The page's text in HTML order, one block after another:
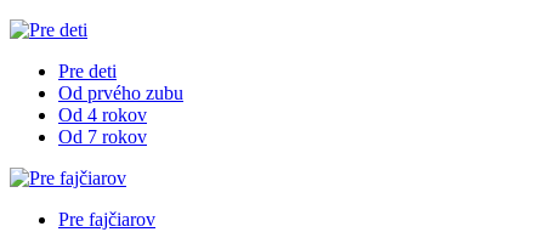
Pre deti
Od prvého zubu
Od 4 rokov
Od 7 rokov
Pre fajčiarov